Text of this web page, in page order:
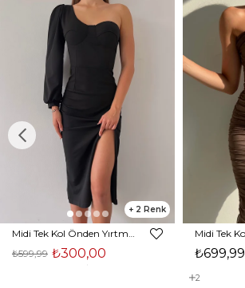
2
₺300,00
₺599,99 ₺699,99
2